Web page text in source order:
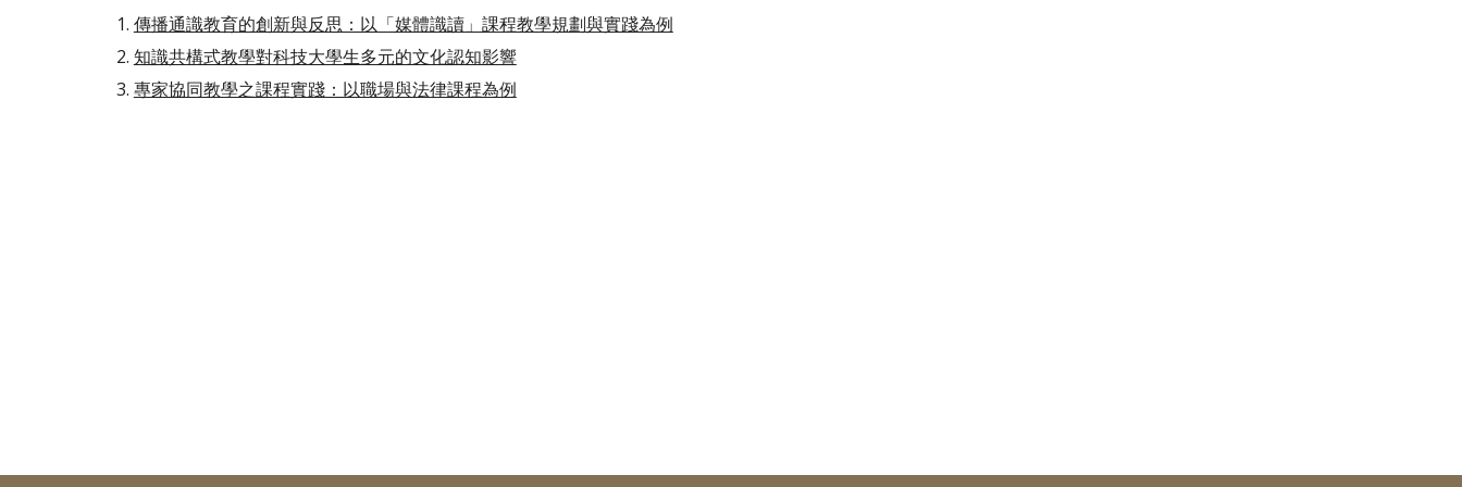
傳播通識教育的創新與反思：以「媒體識讀」課程教學規劃與實踐為例
知識共構式教學對科技大學生多元的文化認知影響
專家協同教學之課程實踐：以職場與法律課程為例